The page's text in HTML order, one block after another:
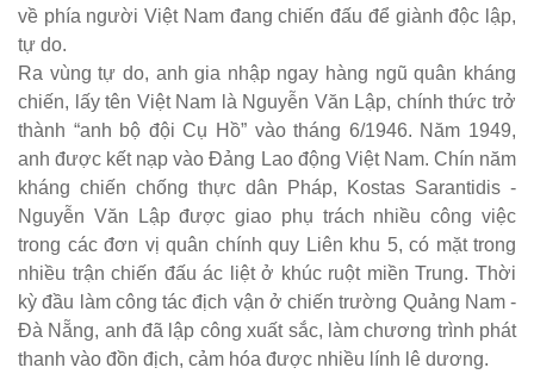
về phía người Việt Nam đang chiến đấu để giành độc lập,
tự do.
Ra vùng tự do, anh gia nhập ngay hàng ngũ quân kháng
chiến, lấy tên Việt Nam là Nguyễn Văn Lập, chính thức trở
thành “anh bộ đội Cụ Hồ” vào tháng 6/1946. Năm 1949,
anh được kết nạp vào Đảng Lao động Việt Nam. Chín năm
kháng chiến chống thực dân Pháp, Kostas Sarantidis -
Nguyễn Văn Lập được giao phụ trách nhiều công việc
trong các đơn vị quân chính quy Liên khu 5, có mặt trong
nhiều trận chiến đấu ác liệt ở khúc ruột miền Trung. Thời
kỳ đầu làm công tác địch vận ở chiến trường Quảng Nam -
Đà Nẵng, anh đã lập công xuất sắc, làm chương trình phát
thanh vào đồn địch, cảm hóa được nhiều lính lê dương.